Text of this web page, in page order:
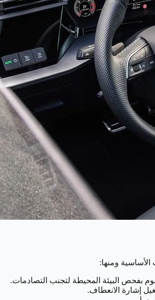
بفحص البيئة المحيطة لتجنب التصادمات.
إشارة الانعطاف.